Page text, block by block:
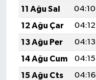
11 Ağu Sal
04:10
12 Ağu Çar
04:12
13 Ağu Per
04:13
14 Ağu Cum
04:15
15 Ağu Cts
04:16